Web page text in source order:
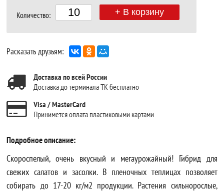
Количество: + В корзину
Расказать друзьям:
Доставка по всей России
Доставка до терминала ТК бесплатно
Visa / MasterCard
Принимется оплата пластиковыми картами
Подробное описание:
Скороспелый, очень вкусный и мегаурожайный! Гибрид для
свежих салатов и засолки. В пленочных теплицах позволяет
собирать до 17-20 кг/м2 продукции. Растения сильнорослые,